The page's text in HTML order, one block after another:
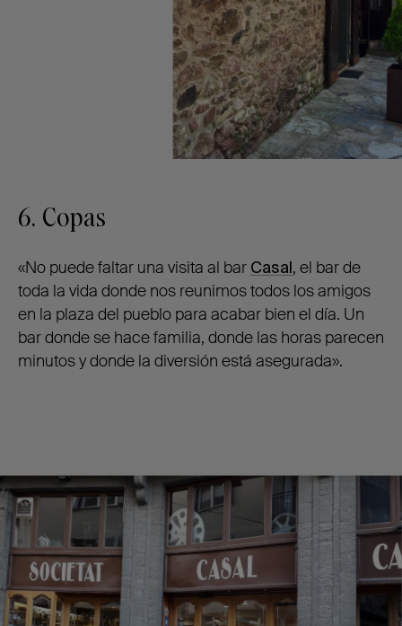
6. Copas
«No puede faltar una visita al bar Casal, el bar de
toda la vida donde nos reunimos todos los amigos
en la plaza del pueblo para acabar bien el día. Un
bar donde se hace familia, donde las horas parecen
minutos y donde la diversión está asegurada».